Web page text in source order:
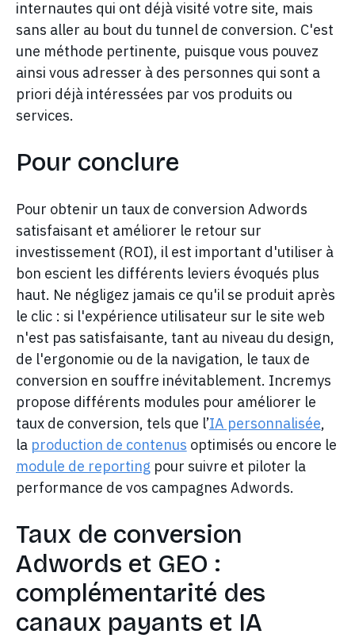
internautes qui ont déjà visité votre site, mais
sans aller au bout du tunnel de conversion. C'est
une méthode pertinente, puisque vous pouvez
ainsi vous adresser à des personnes qui sont a
priori déjà intéressées par vos produits ou
services.
Pour conclure
Pour obtenir un taux de conversion Adwords
satisfaisant et améliorer le retour sur
investissement (ROI), il est important d'utiliser à
bon escient les différents leviers évoqués plus
haut. Ne négligez jamais ce qu'il se produit après
le clic : si l'expérience utilisateur sur le site web
n'est pas satisfaisante, tant au niveau du design,
de l'ergonomie ou de la navigation, le taux de
conversion en souffre inévitablement. Incremys
propose différents modules pour améliorer le
taux de conversion, tels que l’IA personnalisée,
la production de contenus optimisés ou encore le
module de reporting pour suivre et piloter la
performance de vos campagnes Adwords.
Taux de conversion
Adwords et GEO :
complémentarité des
canaux payants et IA